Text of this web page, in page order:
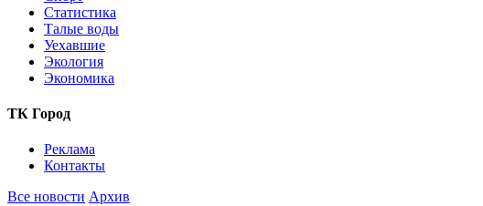
Статистика
Талые воды
Уехавшие
Экология
Экономика
ТК Город
Реклама
Контакты
Все новости Архив